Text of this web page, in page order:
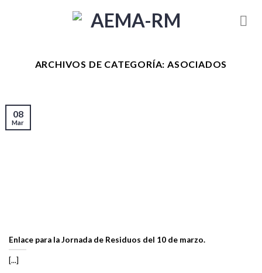
ARCHIVOS DE CATEGORÍA:ASOCIADOS
Enlace para la Jornada de Residuos del 10 de marzo.
[...]
08
Mar